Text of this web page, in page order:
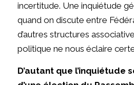
incertitude. Une inquiétude
quand on discute entre
d’autres structures
politique ne nous éclaire
D’autant que l’inquiétude